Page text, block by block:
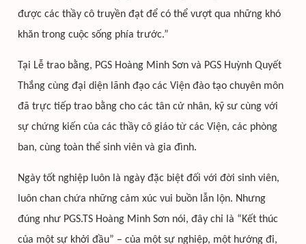
được các thầy cô truyền đạt để có thể vượt qua những khó
khăn trong cuộc sống phía trước.”
Tại Lễ trao bằng, PGS Hoàng Minh Sơn và PGS Huỳnh Quyết
Thắng cùng đại diện lãnh đạo các Viện đào tạo chuyên môn
đã trực tiếp trao bằng cho các tân cử nhân, kỹ sư cùng với
sự chứng kiến của các thầy cô giáo từ các Viện, các phòng
ban, cùng toàn thể sinh viên và gia đình.
Ngày tốt nghiệp luôn là ngày đặc biệt đối với đời sinh viên,
luôn chan chứa những cảm xúc vui buồn lẫn lộn. Nhưng
đúng như PGS.TS Hoàng Minh Sơn nói, đây chỉ là “Kết thúc
của một sự khởi đầu” – của một sự nghiệp, một hướng đi,